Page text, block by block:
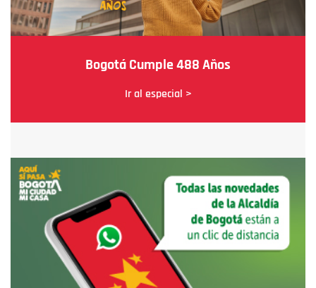
Bogotá Cumple 488 Años
Ir al especial >